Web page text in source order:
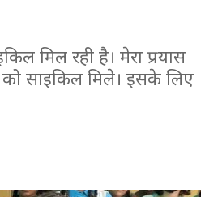
मिल रही है। मेरा प्रयास
साइकिल मिले। इसके लिए